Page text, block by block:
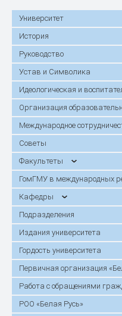
Университет
История
Руководство
Устав и Символика
Идеологическая и
Организация
Международное
Советы
Факультеты
ГомГМУ в международных
Кафедры
Подразделения
Издания университета
Гордость университета
Первичная организация
Работа с обращениями
РОО «Белая Русь»